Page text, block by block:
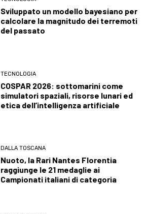
Sviluppato un modello bayesiano per
calcolare la magnitudo dei terremoti
del passato
TECNOLOGIA
COSPAR 2026: sottomarini come
simulatori spaziali, risorse lunari ed
etica dell’intelligenza artificiale
DALLA TOSCANA
Nuoto, la Rari Nantes Florentia
raggiunge le 21 medaglie ai
Campionati italiani di categoria